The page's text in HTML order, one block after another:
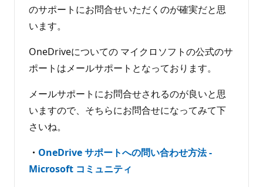
のサポートにお問合せいただくのが確実だと思
います。
OneDriveについての マイクロソフトの公式のサ
ポートはメールサポートとなっております。
メールサポートにお問合せされるのが良いと思
いますので、そちらにお問合せになってみて下
さいね。
・ OneDrive サポートへの問い合わせ方法 -
Microsoft コミュニティ